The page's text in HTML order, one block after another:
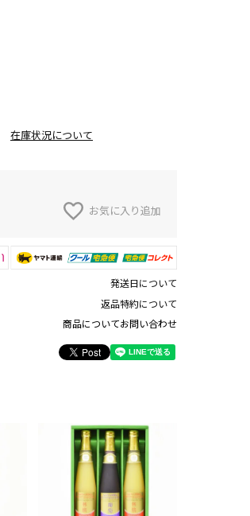
在庫状況について
お気に入り追加
発送日について
返品特約について
商品についてお問い合わせ